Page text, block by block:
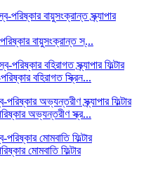
বায়ুসংক্রান্ত স্...
বহিরাগত স্ক্রিন...
অভ্যন্তরীণ স্ক্র...
মোমবাতি ফিল্টার